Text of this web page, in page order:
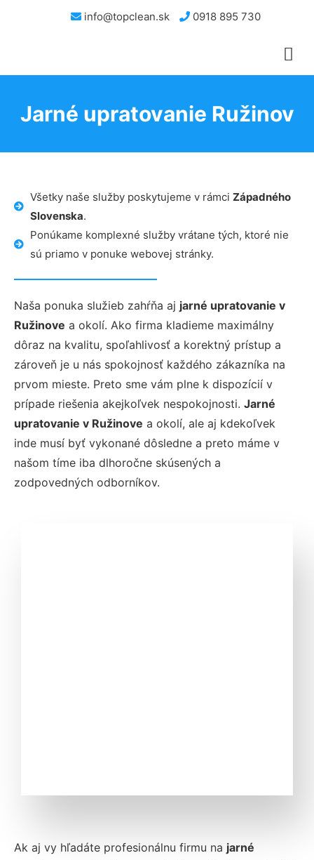
info@topclean.sk 0918 895 730
Jarné upratovanie Ružinov
Všetky naše služby poskytujeme v rámci Západného
Slovenska.
Ponúkame komplexné služby vrátane tých, ktoré nie
sú priamo v ponuke webovej stránky.
Naša ponuka služieb zahŕňa aj jarné upratovanie v
Ružinove a okolí. Ako firma kladieme maximálny
dôraz na kvalitu, spoľahlivosť a korektný prístup a
zároveň je u nás spokojnosť každého zákazníka na
prvom mieste. Preto sme vám plne k dispozícií v
prípade riešenia akejkoľvek nespokojnosti. Jarné
upratovanie v Ružinove a okolí, ale aj kdekoľvek
inde musí byť vykonané dôsledne a preto máme v
našom tíme iba dlhoročne skúsených a
zodpovedných odborníkov.
Ak aj vy hľadáte profesionálnu firmu na jarné